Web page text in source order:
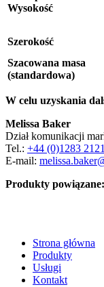
Wysokość
Szerokość
Szacowana masa
(standardowa)
W celu uzyskania
Melissa Baker
Dział komunikacji
Tel.: +44 (0)1283
E-mail:
Produkty powiązane:
Strona główna
Produkty
Usługi
Kontakt